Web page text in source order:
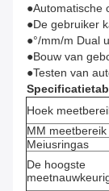
●Automatische
●De gebruiker
●°/mm/m Dual
●Bouw van
●Testen van
Hoek
MM meetbereik
Meiusringas
De hoogste